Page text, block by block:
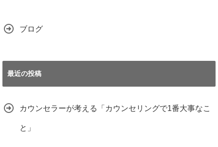
ブログ
最近の投稿
カウンセラーが考える「カウンセリングで1番大事なこ
と」